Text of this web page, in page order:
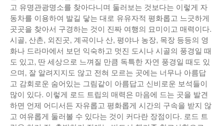
고 유명관광명소를 찾아다니며 둘러보는 것보다는 이렇게 자
동차를 이용하여 발길 닿는 대로 유유자적 평화롭고 느긋하게
곳곳을 찾아서 구경하는 것이 진짜 여행의 묘미이고 매력이다.
시골, 산촌, 외진곳, 계곡이나 산, 평야나 농장, 목장 등등의 영
화나 드라마에서 보던 익숙하고 멋진 도시나 시골의 풍경일 때
도 있고, 딴 세상으로 느껴질 만큼 독특한 자연 풍경일 때도 있
으며, 잘 알려지지도 않고 전혀 모르는 곳에는 너무나 아름답
고 감회로운 숨어있는 그림같이 아름답고 신비로운 보석들이
많이 있다. 이렇게 로드 트립의 매력은 마음에 드는 곳을 발견
하면 언제 어디서든 자유롭고 평화롭게 시간의 구속을 받지 않
고 여유롭게 둘러볼 수 있다는 것이 커다란 장점이다. 로드 트